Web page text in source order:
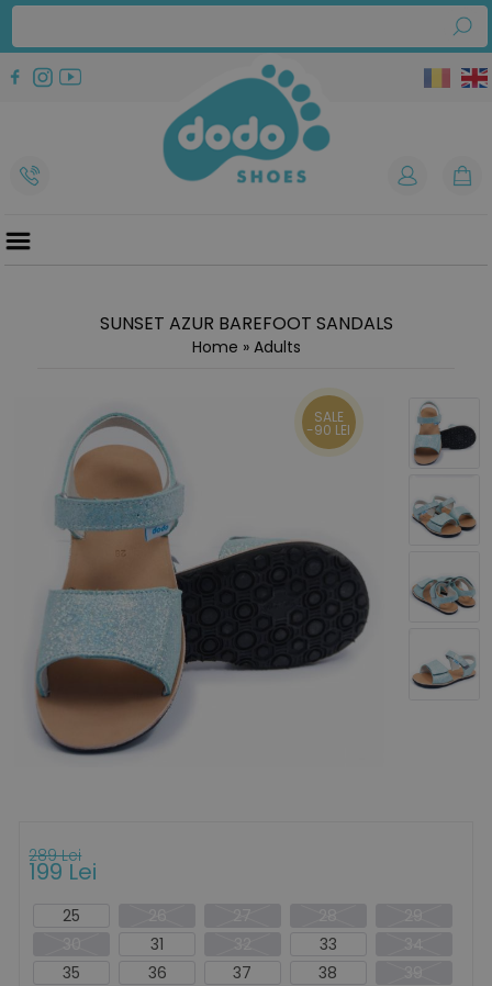
SUNSET AZUR BAREFOOT SANDALS
Home » Adults
SALE
-90 LEI
289 Lei
199 Lei
25
31 33
35
36 37 38